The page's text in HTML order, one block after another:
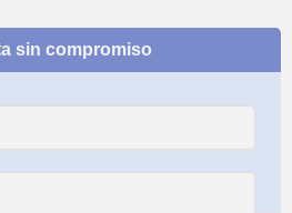
sin compromiso